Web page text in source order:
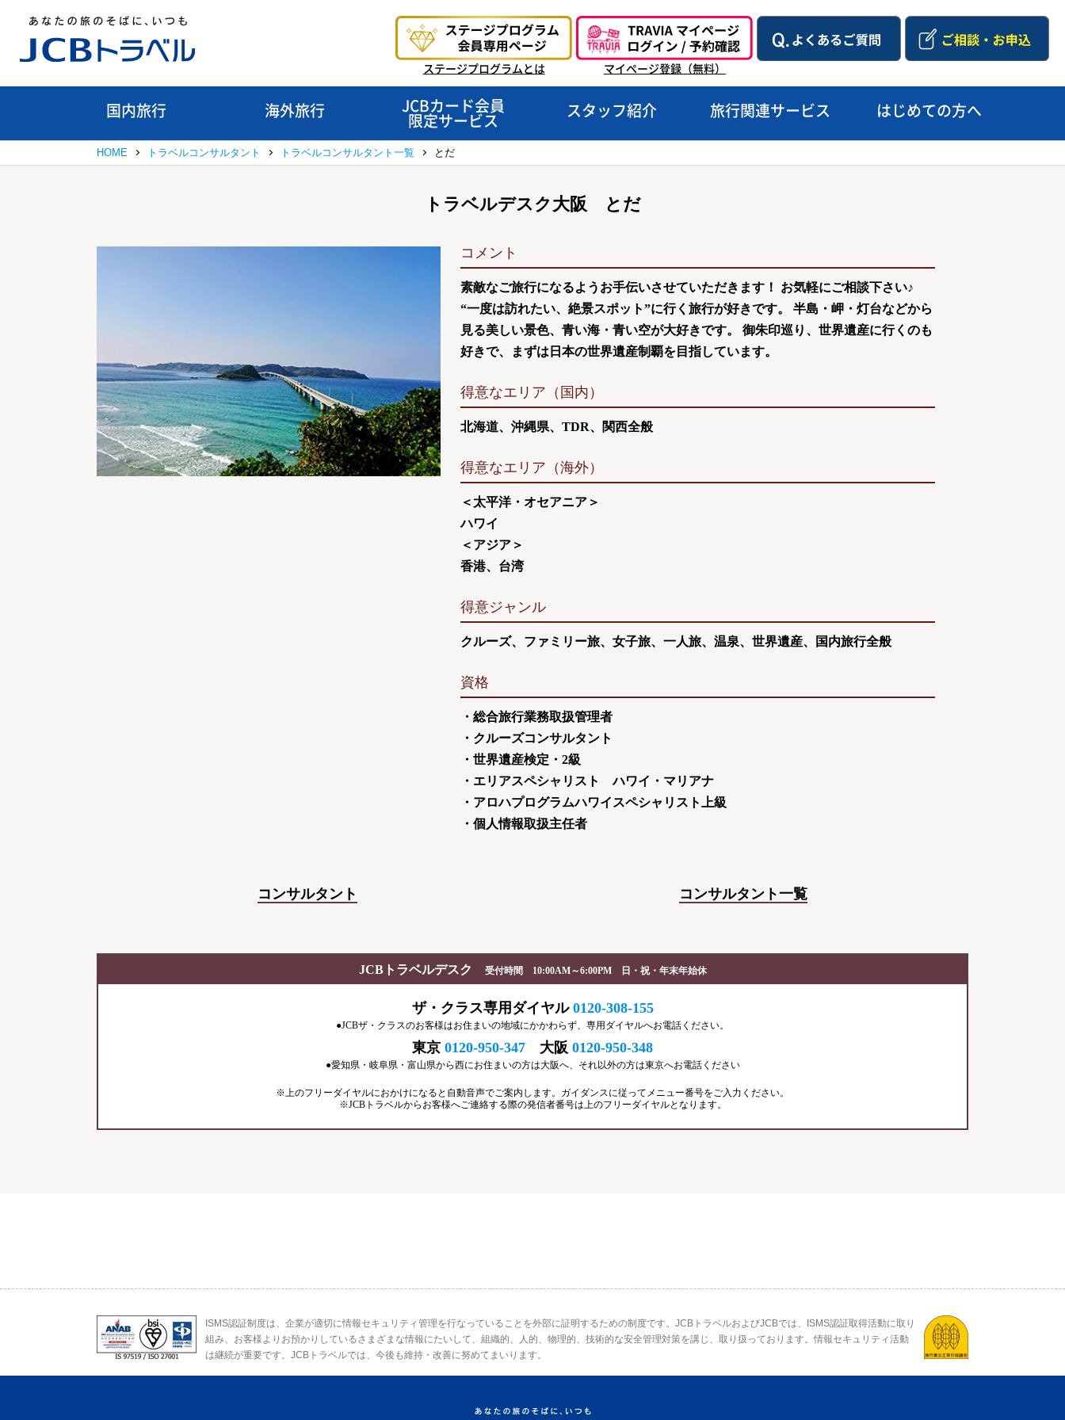
ステージプログラムとは マイページ登録（無料）
国内旅行 海外旅行
JCBカード会員
限定サービス
スタッフ紹介 旅行関連サービス はじめての方へ
HOME トラベルコンサルタント トラベルコンサルタント一覧 とだ
トラベルデスク大阪 とだ
コメント
素敵なご旅行になるようお手伝いさせていただきます！ お気軽にご相談下さい♪
“一度は訪れたい、絶景スポット”に行く旅行が好きです。 半島・岬・灯台などから
見る美しい景色、青い海・青い空が大好きです。 御朱印巡り、世界遺産に行くのも
好きで、まずは日本の世界遺産制覇を目指しています。
得意なエリア（国内）
北海道、沖縄県、TDR、関西全般
得意なエリア（海外）
＜太平洋・オセアニア＞
ハワイ
＜アジア＞
香港、台湾
得意ジャンル
クルーズ、ファミリー旅、女子旅、一人旅、温泉、世界遺産、国内旅行全般
資格
・総合旅行業務取扱管理者
・クルーズコンサルタント
・世界遺産検定・2級
・エリアスペシャリスト ハワイ・マリアナ
・アロハプログラムハワイスペシャリスト上級
・個人情報取扱主任者
コンサルタント コンサルタント一覧
JCBトラベルデスク 受付時間 10:00AM～6:00PM 日・祝・年末年始休
ザ・クラス専用ダイヤル 0120-308-155
●JCBザ・クラスのお客様はお住まいの地域にかかわらず、専用ダイヤルへお電話ください。
東京 0120-950-347 大阪 0120-950-348
●愛知県・岐阜県・富山県から西にお住まいの方は大阪へ、それ以外の方は東京へお電話ください
※上のフリーダイヤルにおかけになると自動音声でご案内します。ガイダンスに従ってメニュー番号をご入力ください。
※JCBトラベルからお客様へご連絡する際の発信者番号は上のフリーダイヤルとなります。
ISMS認証制度は、企業が適切に情報セキュリティ管理を行なっていることを外部に証明するための制度です。JCBトラベルおよびJCBでは、ISMS認証取得活動に取り
組み、お客様よりお預かりしているさまざまな情報にたいして、組織的、人的、物理的、技術的な安全管理対策を講じ、取り扱っております。情報セキュリティ活動
は継続が重要です。JCBトラベルでは、今後も維持・改善に努めてまいります。